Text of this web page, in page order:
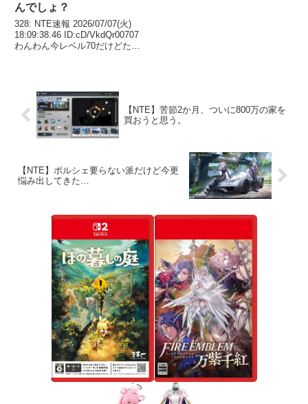
んでしょ？
328: NTE速報 2026/07/07(火)
18:09:38.46 ID:cD/VkdQr00707
わんわん今レベル70だけどたま
【NTE】苦節2か月、ついに800万の家を
買おうと思う。
【NTE】ポルシェ要らない派だけど今更
悩み出してきた…